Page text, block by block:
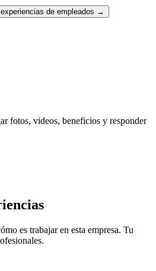
de empleados →
fotos, videos, beneficios y responder
es trabajar en esta empresa. Tu